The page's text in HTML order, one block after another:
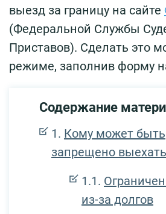
выезд за границу на сайте
(Федеральной Службы
Приставов). Сделать это
режиме, заполнив форму
Содержание
Кому может быть
запрещено
из-за долгов